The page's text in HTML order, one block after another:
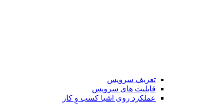
تعریف سرویس
قابلیت های سرویس
عملکرد روی اشیا کسب و کار